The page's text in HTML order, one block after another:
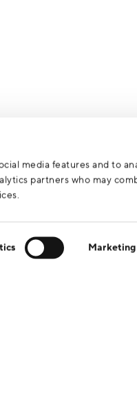
media features and to
partners who may
Marketing